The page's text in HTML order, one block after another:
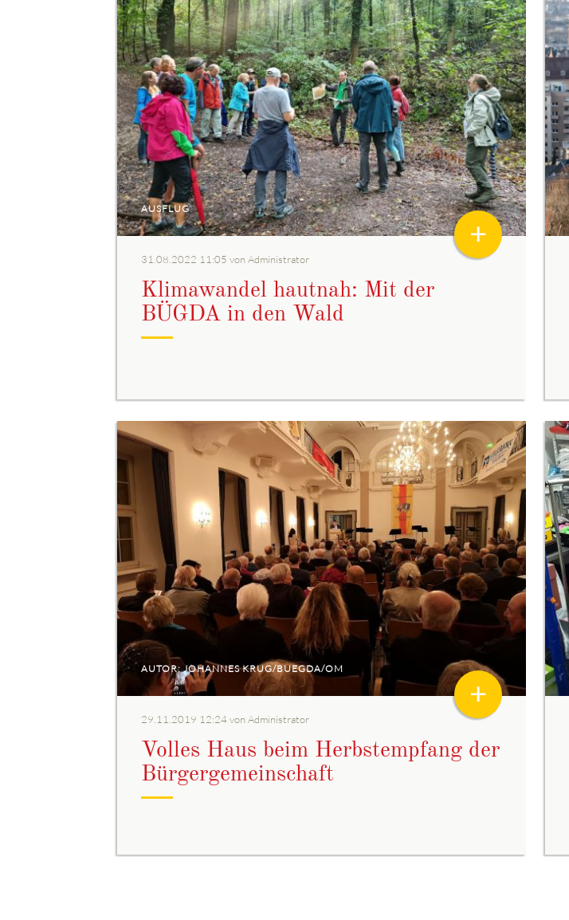
AUSFLUG
31.08.2022 11:05 von Administrator
Klimawandel hautnah: Mit der
BÜGDA in den Wald
+
AUTOR: JOHANNES KRUG/BUEGDA/OM
29.11.2019 12:24von Administrator
Volles Haus beim Herbstempfang der
Bürgergemeinschaft
+